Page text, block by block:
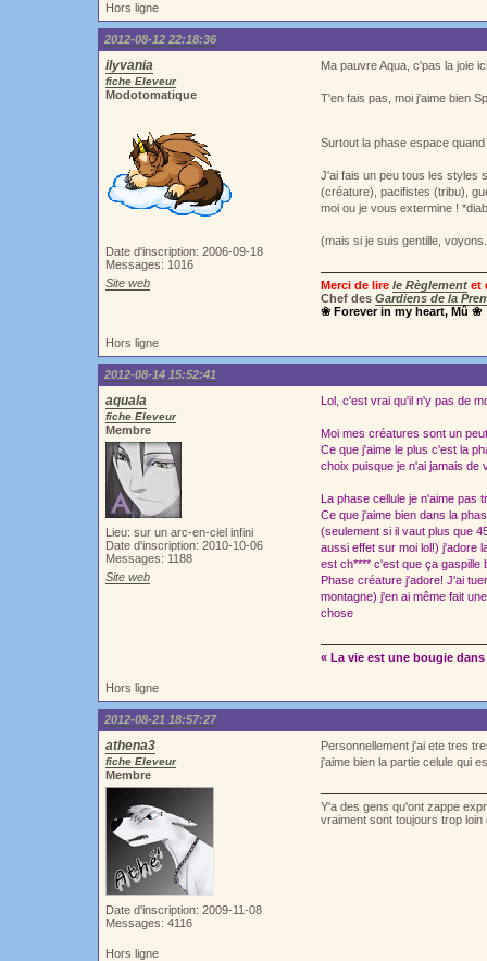
Hors ligne
2012-08-12 22:18:36
ilyvania
fiche Eleveur
Modotomatique
Date d'inscription: 2006-09-18
Messages: 1016
Site web
Ma pauvre Aqua, c'pas la joie
T'en fais pas, moi j'aime bien
Surtout la phase espace
J'ai fais un peu tous les styles
(créature), pacifistes (tribu),
moi ou je vous extermine !
(mais si je suis gentille,
Merci de lire le Règlement et
Chef des Gardiens de la
❀ Forever in my heart, Mû ❀
Hors ligne
2012-08-14 15:52:41
aquala
fiche Eleveur
Membre
Lieu: sur un arc-en-ciel infini
Date d'inscription: 2010-10-06
Messages: 1188
Site web
Lol, c'est vrai qu'il n'y pas de
Moi mes créatures sont un
Ce que j'aime le plus c'est la
choix puisque je n'ai jamais de
La phase cellule je n'aime pas
Ce que j'aime bien dans la
(seulement si il vaut plus que
aussi effet sur moi lol!) j'adore
est ch**** c'est que ça gaspille
Phase créature j'adore! J'ai
montagne) j'en ai même fait
chose
« La vie est une bougie dans
Hors ligne
2012-08-21 18:57:27
athena3
fiche Eleveur
Membre
Date d'inscription: 2009-11-08
Messages: 4116
Personnellement j'ai ete tres
j'aime bien la partie celule qui
Y'a des gens qu'ont zappe
vraiment sont toujours trop
Hors ligne